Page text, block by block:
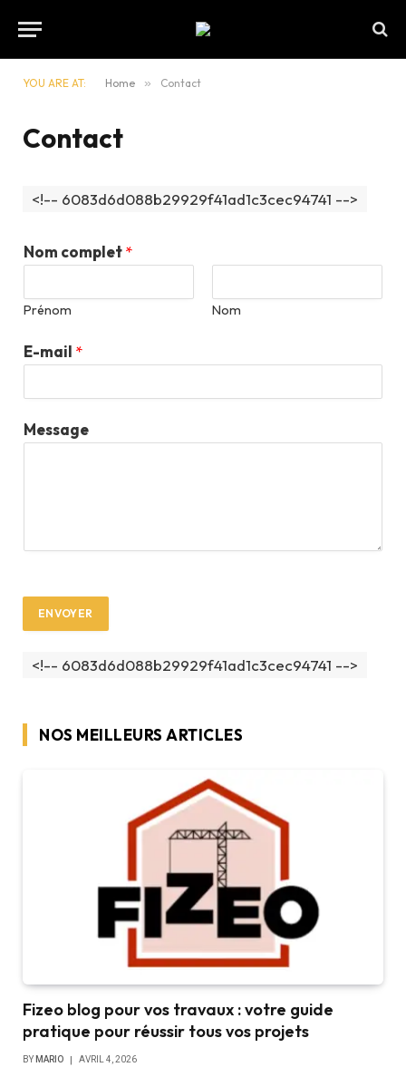
YOU ARE AT: Home » Contact
Contact
<!-- 6083d6d088b29929f41ad1c3cec94741 -->
Nom complet*
Prénom Nom
E-mail *
c
o
e
E
l
*
Message
ENVOYER
<!-- 6083d6d088b29929f41ad1c3cec94741 -->
NOS MEILLEURS ARTICLES
Fizeo blog pour vos travaux : votre guide
pratique pour réussir tous vos projets
BY MARIO AVRIL 4, 2026